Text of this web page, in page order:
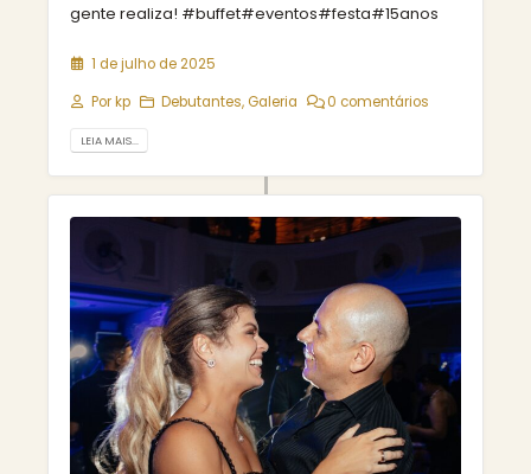
gente realiza! #buffet#eventos#festa#15anos
1 de julho de 2025
Porkp Debutantes,Galeria 0 comentários
LEIA MAIS...